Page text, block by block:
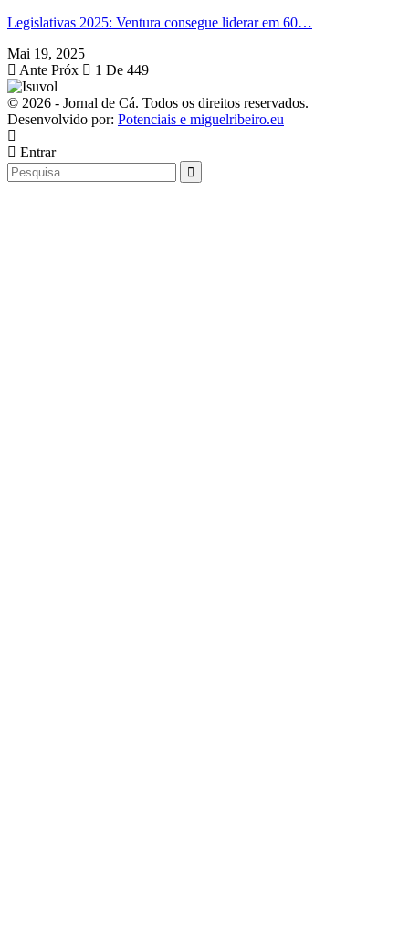
Legislativas 2025: Ventura consegue liderar em 60…
Mai 19, 2025
Ante Próx 1 De 449
© 2026 - Jornal de Cá. Todos os direitos reservados.
Desenvolvido por: Potenciais e miguelribeiro.eu
Entrar